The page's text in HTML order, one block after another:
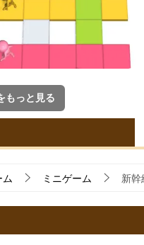
もっと見る
ム ミニゲーム 新